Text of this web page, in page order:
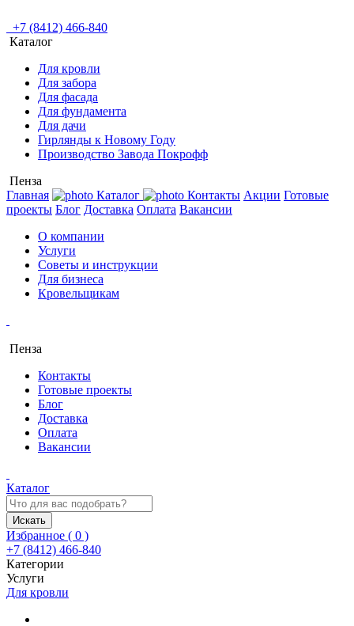
+7 (8412) 466-840
Каталог
Для кровли
Для забора
Для фасада
Для фундамента
Для дачи
Гирлянды к Новому Году
Производство Завода Покрофф
Пенза
Главная
Каталог Контакты Акции Готовые
проекты Блог Доставка Оплата Вакансии
О компании
Услуги
Советы и инструкции
Для бизнеса
Кровельщикам
Пенза
Контакты
Готовые проекты
Блог
Доставка
Оплата
Вакансии
Каталог
Искать
Избранное ( 0 )
+7 (8412) 466-840
Категории
Услуги
Для кровли